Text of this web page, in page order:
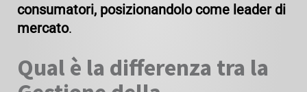
consumatori, posizionandolo come leader di
mercato.
Qual è la differenza tra la